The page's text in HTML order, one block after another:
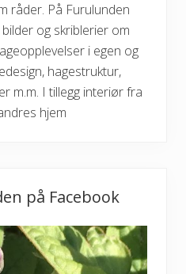
råder. På Furulunden
og skriblerier om
i egen og
hagestruktur,
m.m. I tillegg interiør fra
hjem
på Facebook